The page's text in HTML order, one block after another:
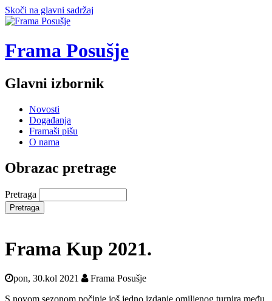
Skoči na glavni sadržaj
Frama Posušje
Glavni izbornik
Novosti
Događanja
Framaši pišu
O nama
Obrazac pretrage
Pretraga
Frama Kup 2021.
pon, 30.kol 2021
Frama Posušje